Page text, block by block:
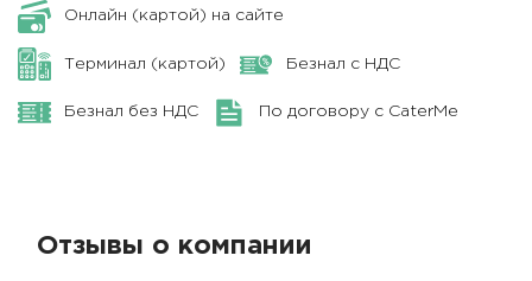
Онлайн (картой) на сайте
Терминал (картой) Безнал с НДС
Безнал без НДС По договору с CaterMe
Отзывы о компании